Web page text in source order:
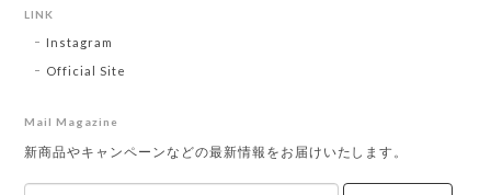
LINK
Instagram
Official Site
Mail Magazine
新商品やキャンペーンなどの最新情報をお届けいたします。